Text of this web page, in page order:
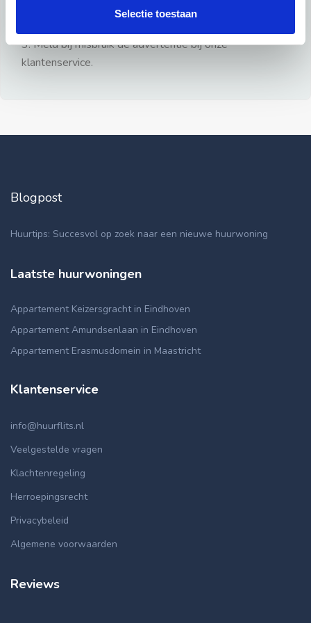
Selectie toestaan
3: Meld bij misbruik de advertentie bij onze
klantenservice.
Blogpost
Huurtips: Succesvol op zoek naar een nieuwe huurwoning
Laatste huurwoningen
Appartement Keizersgracht in Eindhoven
Appartement Amundsenlaan in Eindhoven
Appartement Erasmusdomein in Maastricht
Klantenservice
info@huurflits.nl
Veelgestelde vragen
Klachtenregeling
Herroepingsrecht
Privacybeleid
Algemene voorwaarden
Reviews